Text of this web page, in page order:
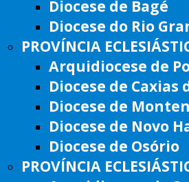
Diocese de Bagé
Diocese do Rio
PROVÍNCIA
Arquidiocese de
Diocese de Caxias
Diocese de
Diocese de Novo
Diocese de Osório
PROVÍNCIA